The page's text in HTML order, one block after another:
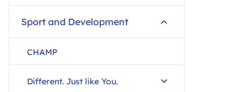
Sport and Development
CHAMP
Different. Just like You.